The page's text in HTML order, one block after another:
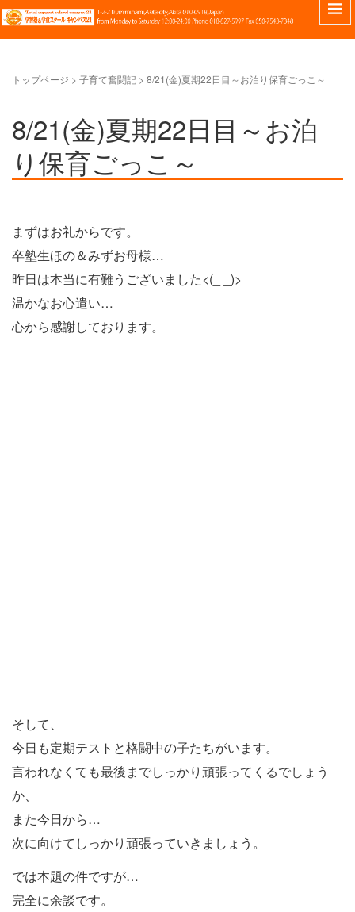
トップページ > 子育て奮闘記 > 8/21(金)夏期22日目～お泊り保育ごっこ～
8/21(金)夏期22日目～お泊
り保育ごっこ～
まずはお礼からです。
卒塾生ほの＆みずお母様…
昨日は本当に有難うございました<(_ _)>
温かなお心遣い…
心から感謝しております。
そして、
今日も定期テストと格闘中の子たちがいます。
言われなくても最後までしっかり頑張ってくるでしょう
か、
また今日から…
次に向けてしっかり頑張っていきましょう。
では本題の件ですが…
完全に余談です。